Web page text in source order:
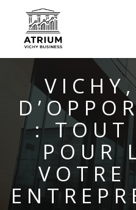
AUTEUR
: TOUT
POUR
VOTRE